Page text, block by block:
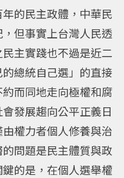
的民主政體，中華民
但事實上台灣人民透
主實踐也不過是近二
總統自己選」的直接
而同地走向極權和腐
發展趨向公平正義日
權力者個人修養與治
問題是民主體質與政
的是，在個人選舉權